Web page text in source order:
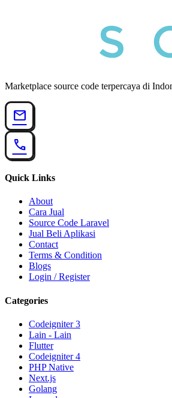
Marketplace source code terpercaya di
mail
call
Quick Links
About
Cara Jual
Source Code Laravel
Jual Beli Aplikasi
Contact
Terms & Condition
Blogs
Login / Register
Categories
Codeigniter 3
Lain - Lain
Flutter
Codeigniter 4
PHP Native
Next.js
Golang